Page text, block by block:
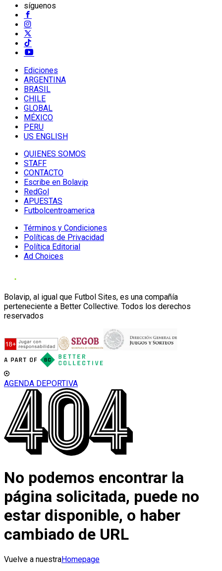
síguenos
Ediciones
ARGENTINA
BRASIL
CHILE
GLOBAL
MÉXICO
PERU
US ENGLISH
QUIENES SOMOS
STAFF
CONTACTO
Escribe en Bolavip
RedGol
APUESTAS
Futbolcentroamerica
Términos y Condiciones
Políticas de Privacidad
Política Editorial
Ad Choices
Bolavip, al igual que Futbol Sites, es una compañía
perteneciente a Better Collective. Todos los derechos
reservados
AGENDA DEPORTIVA
No podemos encontrar la
página solicitada, puede no
estar disponible, o haber
cambiado de URL
Vuelve a nuestraHomepage